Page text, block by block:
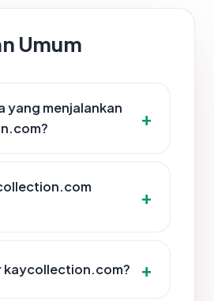
Umum
yang menjalankan
kaycollection.com?